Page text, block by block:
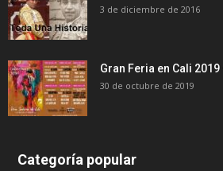
3 de diciembre de 2016
Gran Feria en Cali
30 de octubre de 2019
Categoría popular